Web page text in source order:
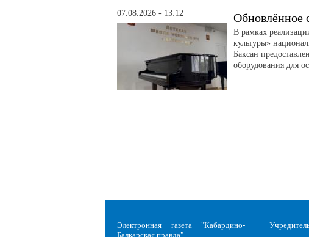
07.08.2026 - 13:12 Обновлённое
В рамках
культуры»
Баксан
оборудования для
Электронная газета "Кабардино-
Балкарская правда"